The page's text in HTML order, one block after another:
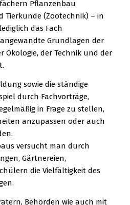
Pflanzenbau
Tierkunde (Zootechnik) – in
das Fach
Grundlagen der
Ökologie, der Technik und der
sowie die ständige
durch Fachvorträge,
in Frage zu stellen,
anzupassen oder auch
versucht man durch
Gärtnereien,
die Vielfältigkeit des
Behörden wie auch mit